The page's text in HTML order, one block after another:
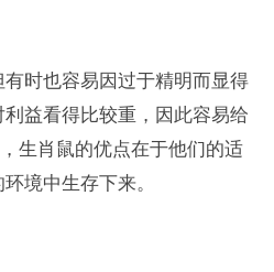
时也容易因过于精明而显得
益看得比较重，因此容易给
生肖鼠的优点在于他们的适
境中生存下来。